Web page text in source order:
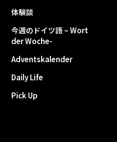
体験談
今週のドイツ語 – Wort
der Woche-
Adventskalender
Daily Life
Pick Up